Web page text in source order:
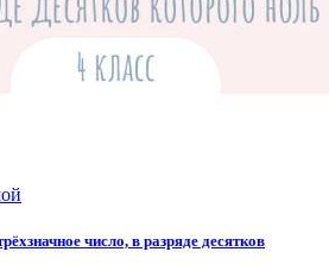
число, в разряде десятков